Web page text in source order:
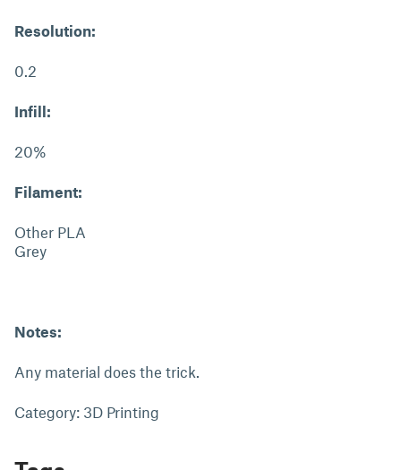
Resolution:
0.2
Infill:
20%
Filament:
Other PLA
Grey
Notes:
Any material does the trick.
Category: 3D Printing